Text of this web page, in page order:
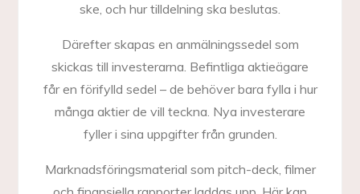
ske, och hur tilldelning ska beslutas.
Därefter skapas en anmälningssedel som
skickas till investerarna. Befintliga aktieägare
får en förifylld sedel – de behöver bara fylla i hur
många aktier de vill teckna. Nya investerare
fyller i sina uppgifter från grunden.
Marknadsföringsmaterial som pitch-deck, filmer